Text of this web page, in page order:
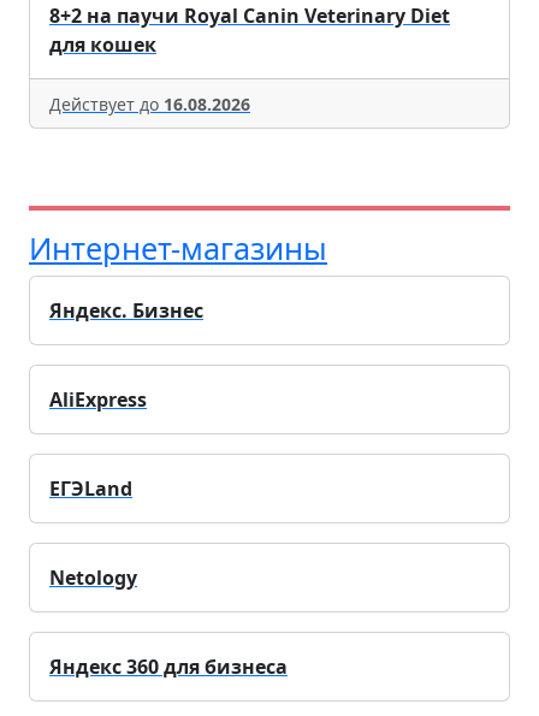
8+2 на паучи Royal Canin Veterinary Diet
для кошек
Действует до 16.08.2026
Интернет-магазины
Яндекс. Бизнес
AliExpress
ЕГЭLand
Netology
Яндекс 360 для бизнеса